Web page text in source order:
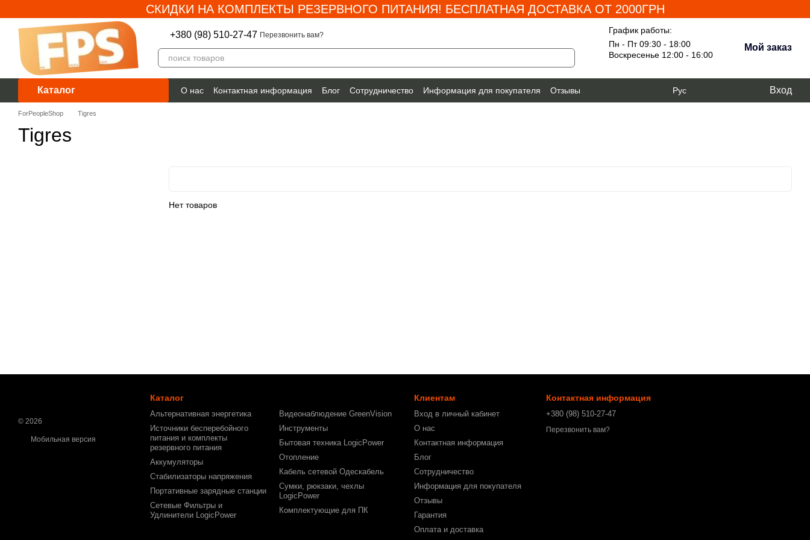
СКИДКИ НА КОМПЛЕКТЫ РЕЗЕРВНОГО ПИТАНИЯ! БЕСПЛАТНАЯ ДОСТАВКА ОТ 2000ГРН
+380 (98) 510-27-47 Перезвонить вам?
График работы:
Пн - Пт 09:30 - 18:00
Воскресенье 12:00 - 16:00
Мой заказ
Каталог О нас Контактная информация Блог Сотрудничество Информация для покупателя
Отзывы
Гарантия
Рус Вход
ForPeopleShop Tigres
Tigres
Нет товаров
© 2026
Мобильная версия
Каталог
Альтернативная энергетика
Источники бесперебойного
питания и комплекты
резервного питания
Аккумуляторы
Стабилизаторы напряжения
Портативные зарядные станции
Сетевые Фильтры и
Удлинители LogicPower
Видеонаблюдение GreenVision
Инструменты
Бытовая техника LogicPower
Отопление
Кабель сетевой Одескабель
Сумки, рюкзаки, чехлы
LogicPower
Комплектующие для ПК
Клиентам
Вход в личный кабинет
О нас
Контактная информация
Блог
Сотрудничество
Информация для покупателя
Отзывы
Гарантия
Оплата и доставка
Контактная информация
+380 (98) 510-27-47
Перезвонить вам?